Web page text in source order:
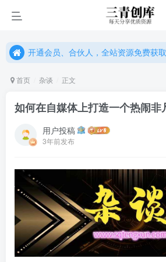
开通会员、合伙人，全站资源免费获取，涉及卡密项目只需单独
开通会员、合伙人，全站资源免费获取，涉及卡密项目只需单
首页 杂谈 正文
如何在自媒体上打造一个热闹非
用户投稿
3年前发布